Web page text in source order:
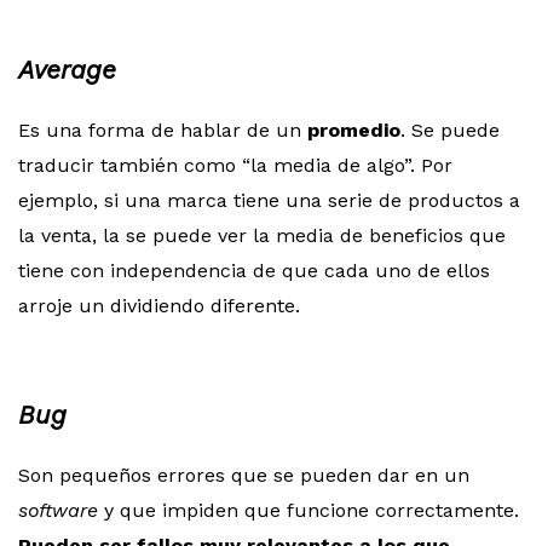
Average
Es una forma de hablar de un promedio. Se puede
traducir también como “la media de algo”. Por
ejemplo, si una marca tiene una serie de productos a
la venta, la se puede ver la media de beneficios que
tiene con independencia de que cada uno de ellos
arroje un dividiendo diferente.
Bug
Son pequeños errores que se pueden dar en un
software y que impiden que funcione correctamente.